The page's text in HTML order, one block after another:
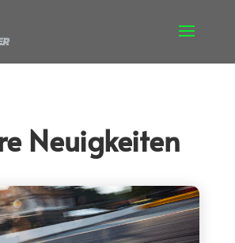
Neuigkeiten